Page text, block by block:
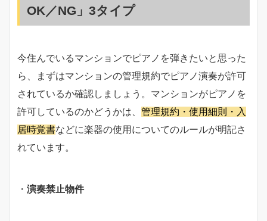
OK／NG」3タイプ
今住んでいるマンションでピアノを弾きたいと思った
ら、まずはマンションの管理規約でピアノ演奏が許可
されているか確認しましょう。マンションがピアノを
許可しているのかどうかは、 管理規約・使用細則・入
居時覚書などに楽器の使用についてのルールが明記さ
れています。
・ 演奏禁止物件